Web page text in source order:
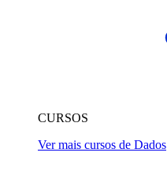
CURSOS
Ver mais cursos de Dados